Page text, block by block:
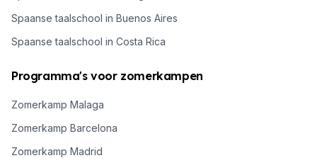
Spaanse taalschool in Buenos Aires
Spaanse taalschool in Costa Rica
Programma's voor zomerkampen
Zomerkamp Malaga
Zomerkamp Barcelona
Zomerkamp Madrid